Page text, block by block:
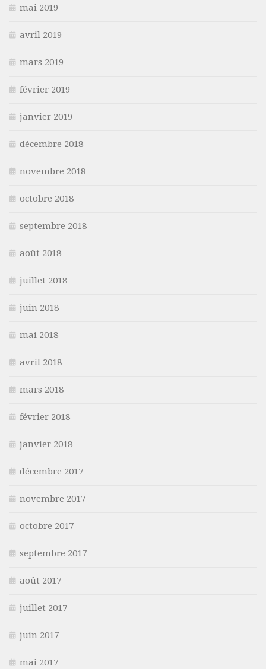
mai 2019
avril 2019
mars 2019
février 2019
janvier 2019
décembre 2018
novembre 2018
octobre 2018
septembre 2018
août 2018
juillet 2018
juin 2018
mai 2018
avril 2018
mars 2018
février 2018
janvier 2018
décembre 2017
novembre 2017
octobre 2017
septembre 2017
août 2017
juillet 2017
juin 2017
mai 2017